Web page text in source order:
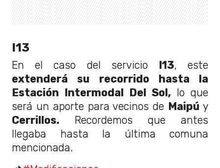
I13
En el caso del servicio I13, este
extenderá su recorrido hasta la
Estación Intermodal Del Sol, lo que
será un aporte para vecinos de Maipú y
Cerrillos. Recordemos que antes
llegaba hasta la última comuna
mencionada.